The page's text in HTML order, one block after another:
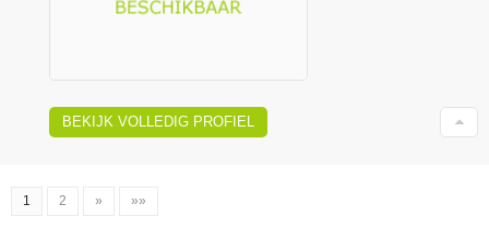
BEKIJK VOLLEDIG PROFIEL
1 2 » »»